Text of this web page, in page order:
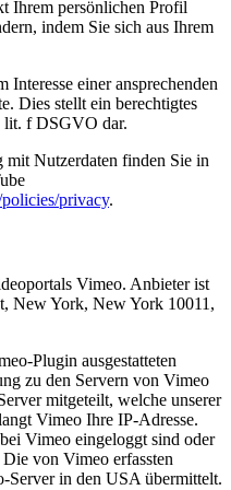
Ihrem persönlichen Profil
indem Sie sich aus Ihrem
einer ansprechenden
Dies stellt ein berechtigtes
lit. f DSGVO dar.
Nutzerdaten finden Sie in
privacy.
Vimeo. Anbieter ist
New York, New York 10011,
Plugin ausgestatteten
zu den Servern von Vimeo
mitgeteilt, welche unserer
Vimeo Ihre IP-Adresse.
Vimeo eingeloggt sind oder
von Vimeo erfassten
Server in den USA übermittelt.